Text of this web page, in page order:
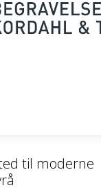
til moderne